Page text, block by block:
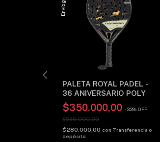
PALETA ROYAL PADEL -
36 ANIVERSARIO POLY
$350.000,00 -33% OFF
$520.000,00
$280.000,00 con Transferencia o
depósito